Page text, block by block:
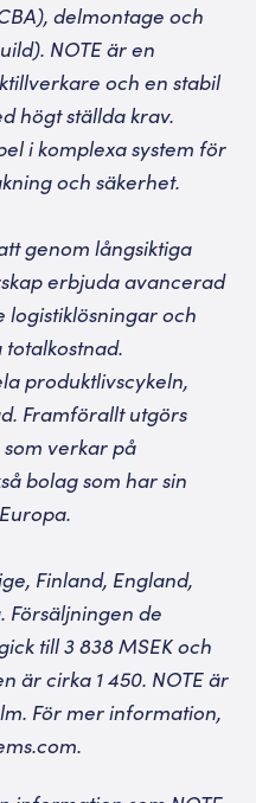
delmontage och
NOTE är en
och en stabil
högt ställda krav.
i komplexa system för
och säkerhet.
genom långsiktiga
erbjuda avancerad
logistiklösningar och
produktlivscykeln,
Framförallt utgörs
verkar på
bolag som har sin
Finland, England,
Försäljningen de
till 3 838 MSEK och
är cirka 1 450. NOTE är
För mer information,
.